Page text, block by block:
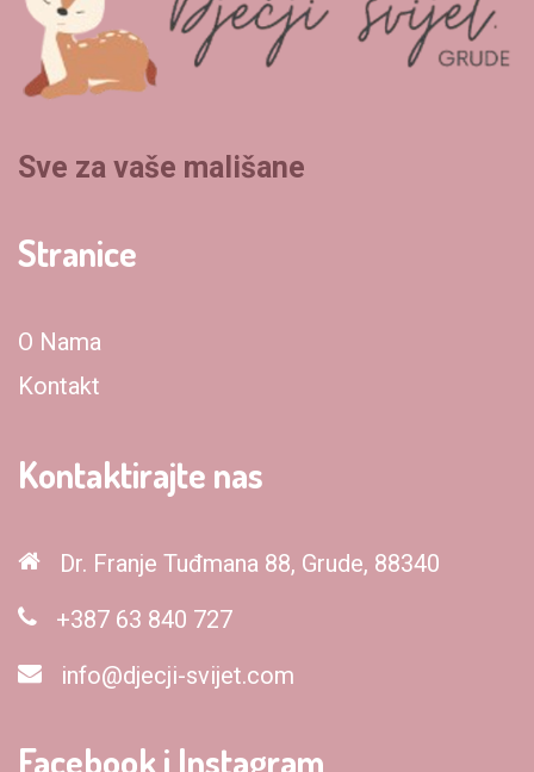
Sve za vaše mališane
Stranice
O Nama
Kontakt
Kontaktirajte nas
Dr. Franje Tuđmana 88, Grude, 88340
+387 63 840 727
info@djecji-svijet.com
Facebook i Instagram